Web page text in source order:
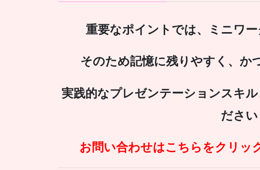
重要なポイントでは、ミニワー
そのため記憶に残りやすく、か
実践的なプレゼンテーションスキ
ださい
お問い合わせはこちらをクリッ